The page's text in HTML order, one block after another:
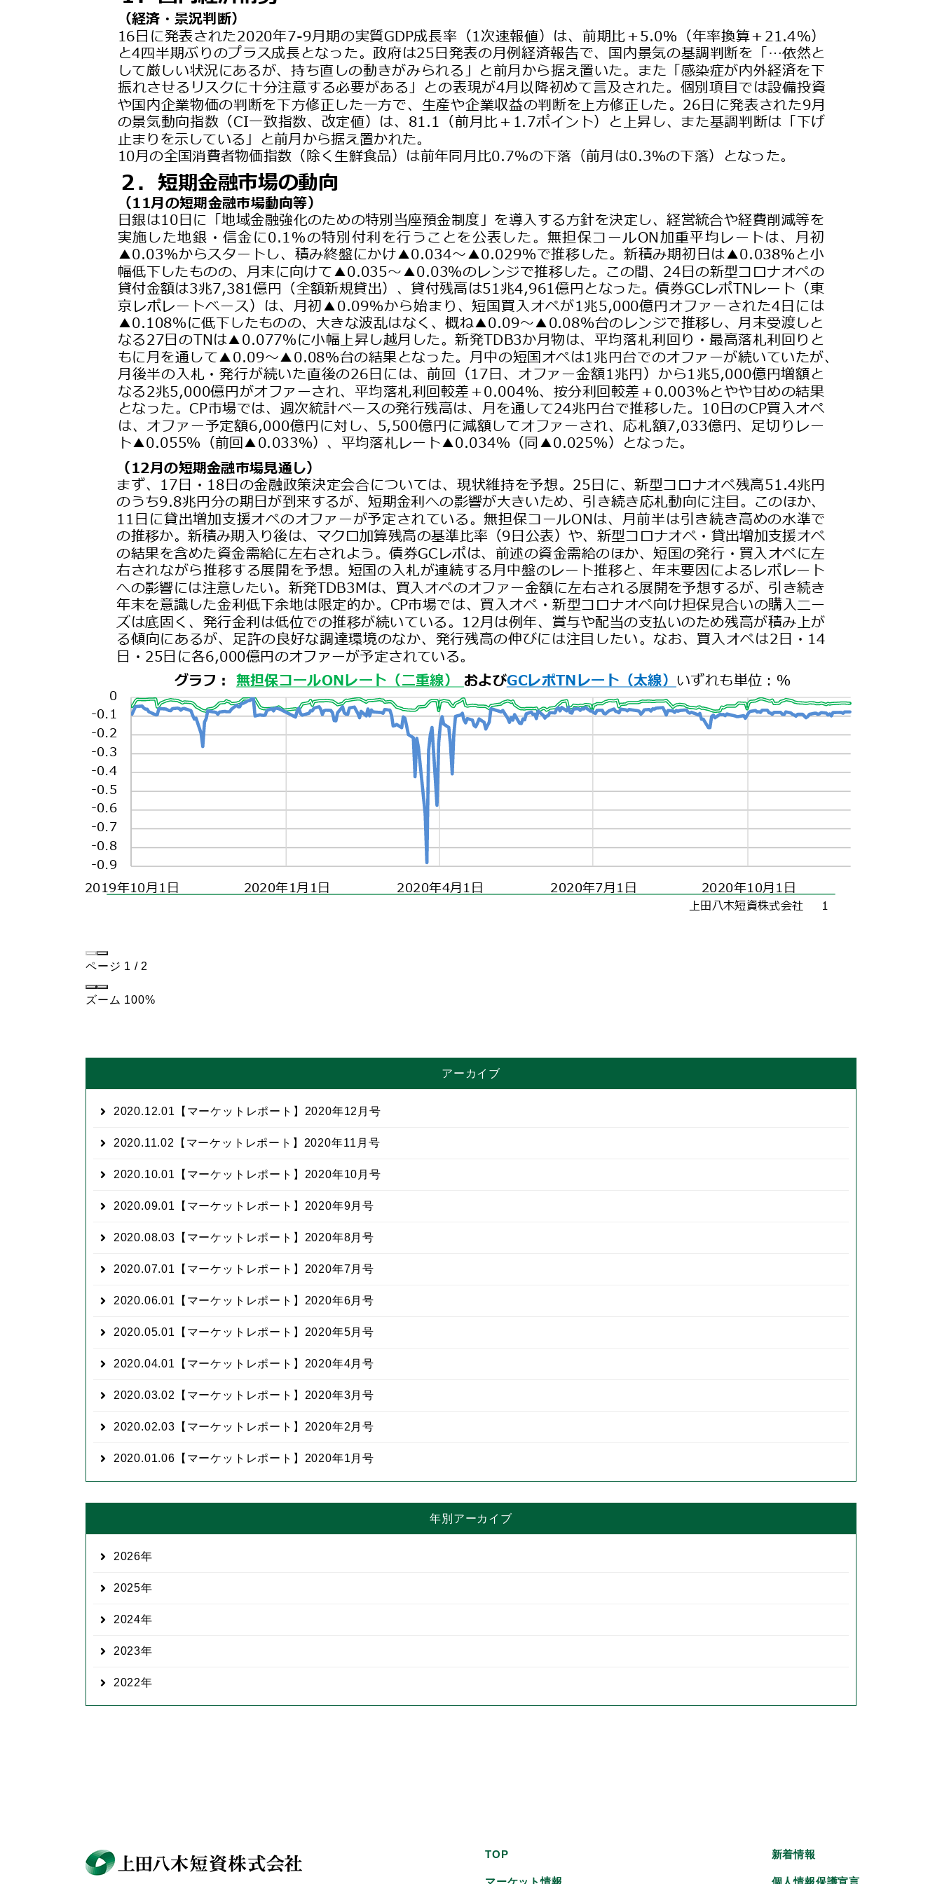
ページ 1 / 2
ズーム 100%
アーカイブ
2020.12.01 【マーケットレポート】2020年12月号
2020.11.02 【マーケットレポート】2020年11月号
2020.10.01 【マーケットレポート】2020年10月号
2020.09.01 【マーケットレポート】2020年9月号
2020.08.03 【マーケットレポート】2020年8月号
2020.07.01 【マーケットレポート】2020年7月号
2020.06.01 【マーケットレポート】2020年6月号
2020.05.01 【マーケットレポート】2020年5月号
2020.04.01 【マーケットレポート】2020年4月号
2020.03.02 【マーケットレポート】2020年3月号
2020.02.03 【マーケットレポート】2020年2月号
2020.01.06 【マーケットレポート】2020年1月号
年別アーカイブ
2026
2025
2024
2023
2022
TOP
マーケット情報
新着情報
個人情報保護宣言